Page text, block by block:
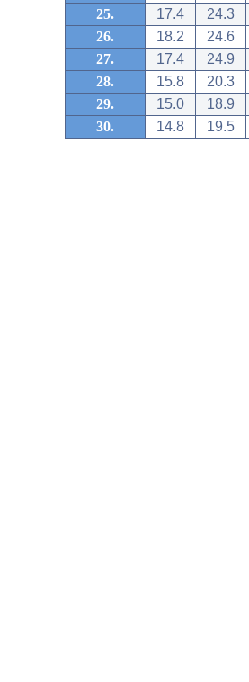
25.
17.4
24.3
26.
18.2
24.6
27.
17.4
24.9
28.
15.8
20.3
29.
15.0
18.9
30.
14.8 19.5